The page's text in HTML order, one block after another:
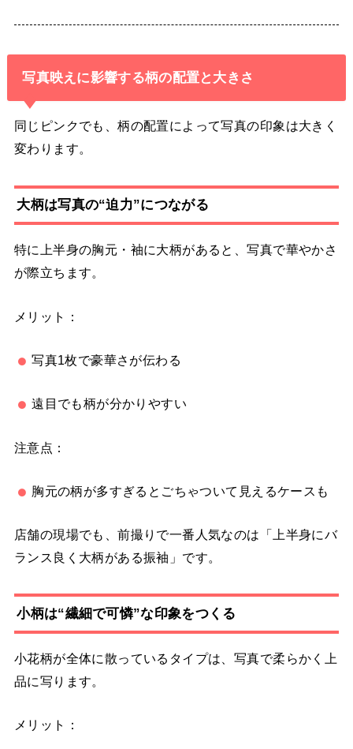
写真映えに影響する柄の配置と大きさ
同じピンクでも、柄の配置によって写真の印象は大きく
変わります。
大柄は写真の“迫力”につながる
特に上半身の胸元・袖に大柄があると、写真で華やかさ
が際立ちます。
メリット：
写真1枚で豪華さが伝わる
遠目でも柄が分かりやすい
注意点：
胸元の柄が多すぎるとごちゃついて見えるケースも
店舗の現場でも、前撮りで一番人気なのは「上半身にバ
ランス良く大柄がある振袖」です。
小柄は“繊細で可憐”な印象をつくる
小花柄が全体に散っているタイプは、写真で柔らかく上
品に写ります。
メリット：